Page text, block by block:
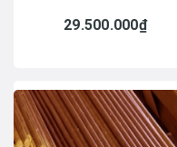
29.500.000₫